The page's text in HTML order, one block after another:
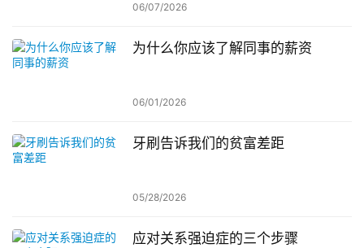
06/07/2026
为什么你应该了解同事的薪资
06/01/2026
牙刷告诉我们的贫富差距
05/28/2026
应对关系强迫症的三个步骤